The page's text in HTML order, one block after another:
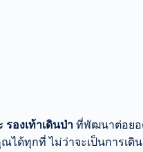
รองเท้าเดินป่า ที่พัฒนาต่อย
ได้ทุกที่ ไม่ว่าจะเป็นการเดิน